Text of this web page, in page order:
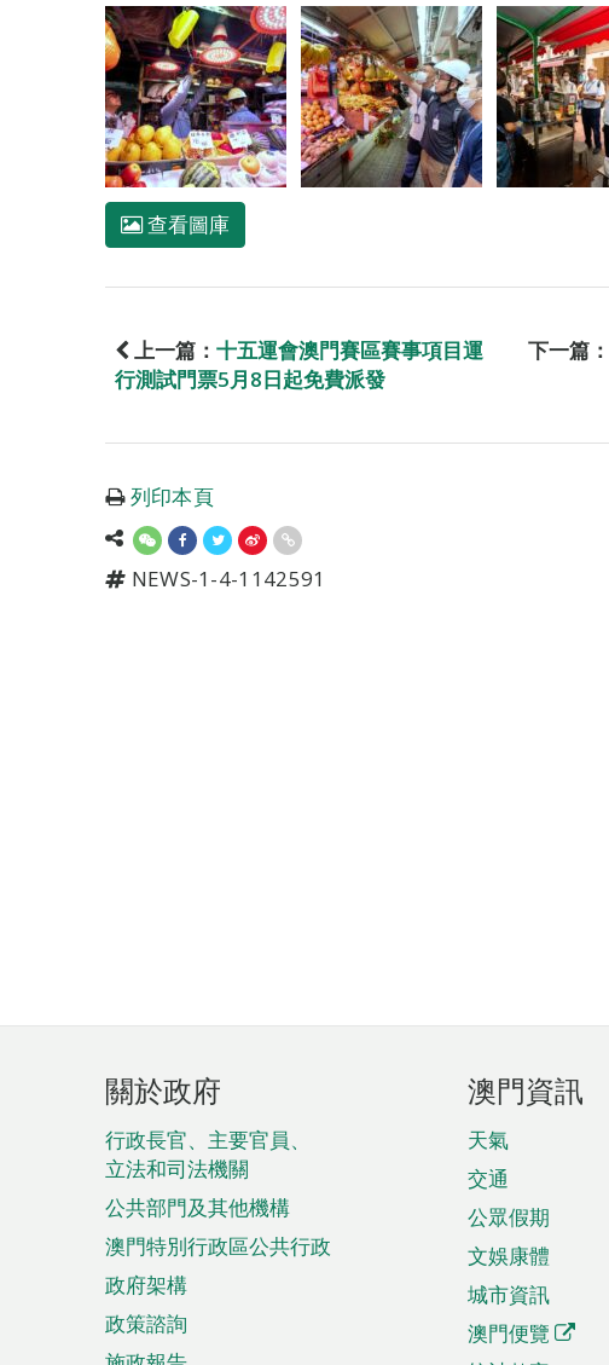
查看圖庫
上一篇： 十五運會澳門賽區賽事項目運
行測試門票5月8日起免費派發
下一篇：
列印本頁
NEWS-1-4-1142591
頁
腳
菜
單
關於政府
行政長官、主要官員、
立法和司法機關
公共部門及其他機構
澳門特別行政區公共行政
政府架構
政策諮詢
澳門資訊
天氣
交通
公眾假期
文娛康體
城市資訊
澳門便覽